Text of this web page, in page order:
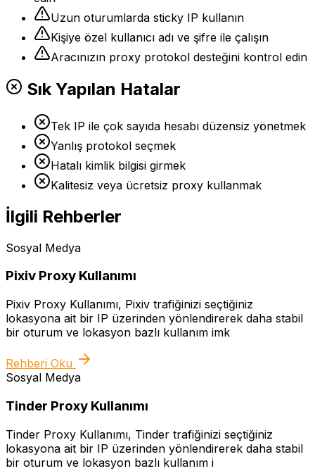
Uzun oturumlarda sticky IP kullanın
Kişiye özel kullanıcı adı ve şifre ile çalışın
Aracınızın proxy protokol desteğini kontrol edin
Sık Yapılan Hatalar
Tek IP ile çok sayıda hesabı düzensiz yönetmek
Yanlış protokol seçmek
Hatalı kimlik bilgisi girmek
Kalitesiz veya ücretsiz proxy kullanmak
İlgili Rehberler
Sosyal Medya
Pixiv Proxy Kullanımı
Pixiv Proxy Kullanımı, Pixiv trafiğinizi seçtiğiniz
lokasyona ait bir IP üzerinden yönlendirerek daha stabil
bir oturum ve lokasyon bazlı kullanım imk
Rehberi Oku
Sosyal Medya
Tinder Proxy Kullanımı
Tinder Proxy Kullanımı, Tinder trafiğinizi seçtiğiniz
lokasyona ait bir IP üzerinden yönlendirerek daha stabil
bir oturum ve lokasyon bazlı kullanım i